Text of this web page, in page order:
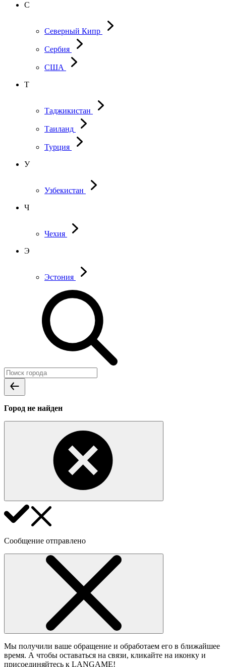
С
Северный Кипр
Сербия
США
Т
Таджикистан
Таиланд
Турция
У
Узбекистан
Ч
Чехия
Э
Эстония
Город не найден
Сообщение отправлено
Мы получили ваше обращение и обработаем его в ближайшее
время. А чтобы оставаться на связи, кликайте на иконку и
присоединяйтесь к LANGAME!